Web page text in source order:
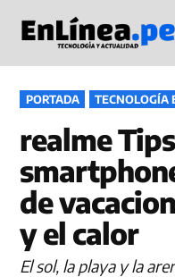
contenido
PUBLICADO
EN
PORTADA TECNOLOGÍA
realme
de
y el calor
El sol, la playa y la